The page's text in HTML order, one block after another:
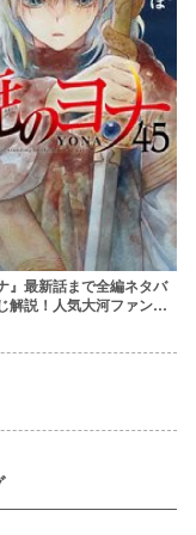
』最新話まで全編ネタバ
解説！人気大河ファンタ